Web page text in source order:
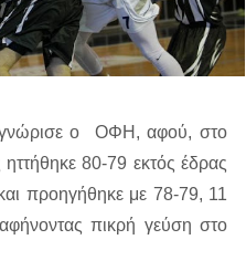
ο ΟΦΗ, αφού, στο
80-79 εκτός έδρας
προηγήθηκε με 78-79, 11
πικρή γεύση στο